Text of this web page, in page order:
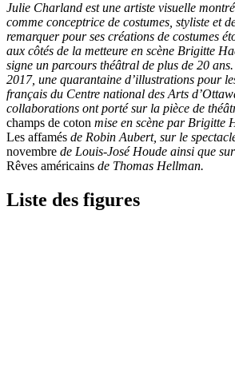
Julie Charland est une artiste visuelle
comme conceptrice de costumes, styliste et
remarquer pour ses créations de costumes
aux côtés de la metteure en scène Brigitte
signe un parcours théâtral de plus de 20
2017, une quarantaine d’illustrations pour
français du Centre national des Arts
collaborations ont porté sur la pièce de
champs de coton mise en scène par Brigitte
Les affamés de Robin Aubert, sur le
novembre de Louis-José Houde ainsi que
Rêves américains de Thomas Hellman.
Liste des figures